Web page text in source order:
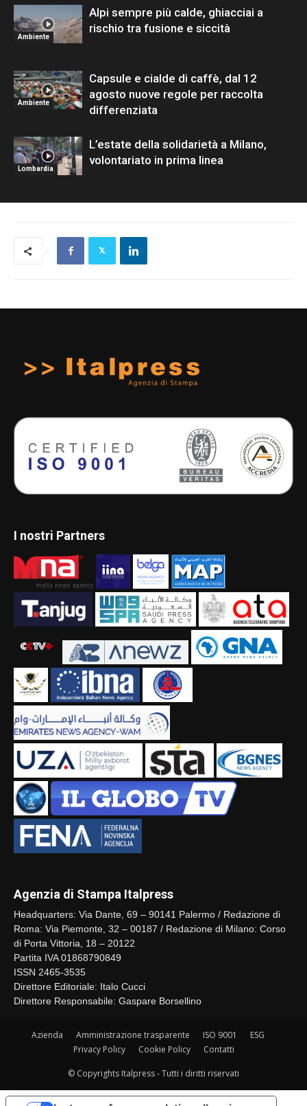
Ambiente
Alpi sempre più calde, ghiacciai a
rischio tra fusione e siccità
Ambiente
Capsule e cialde di caffè, dal 12
agosto nuove regole per raccolta
differenziata
Lombardia
L’estate della solidarietà a Milano,
volontariato in prima linea
I nostri Partners
Agenzia di Stampa Italpress
Headquarters: Via Dante, 69 – 90141 Palermo / Redazione di
Roma: Via Piemonte, 32 – 00187 / Redazione di Milano: Corso
di Porta Vittoria, 18 – 20122
Partita IVA 01868790849
ISSN 2465-3535
Direttore Editoriale: Italo Cucci
Direttore Responsabile: Gaspare Borsellino
Azienda Amministrazione trasparente ISO 9001
ESG
Privacy Policy
Cookie Policy Contatti
© Copyrights Italpress - Tutti i diritti riservati